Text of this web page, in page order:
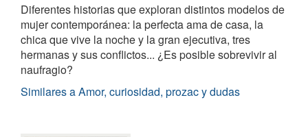
Diferentes historias que exploran distintos modelos de
mujer contemporánea: la perfecta ama de casa, la
chica que vive la noche y la gran ejecutiva, tres
hermanas y sus conflictos... ¿Es posible sobrevivir al
naufragio?
Similares a Amor, curiosidad, prozac y dudas